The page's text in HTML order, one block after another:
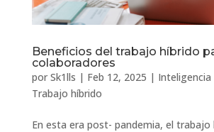
Beneficios del trabajo híbrido
colaboradores
por Sk1lls | Feb 12, 2025 |
Trabajo híbrido
En esta era post- pandemia, el trabajo